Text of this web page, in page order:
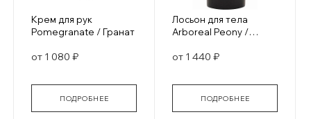
Крем для рук
Pomegranate / Гранат
от 1 080 ₽
ПОДРОБНЕЕ
Лосьон для тела
Arboreal Peony /
от 1 440 ₽
ПОДРОБНЕЕ